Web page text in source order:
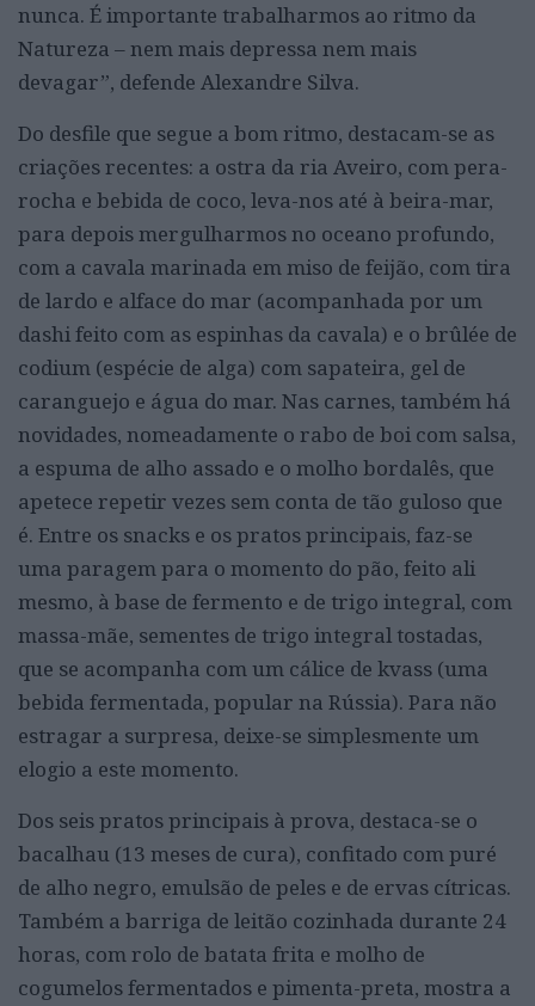
nunca. É importante trabalharmos ao ritmo da
Natureza – nem mais depressa nem mais
devagar”, defende Alexandre Silva.
Do desfile que segue a bom ritmo, destacam-se as
criações recentes: a ostra da ria Aveiro, com pera-
rocha e bebida de coco, leva-nos até à beira-mar,
para depois mergulharmos no oceano profundo,
com a cavala marinada em miso de feijão, com tira
de lardo e alface do mar (acompanhada por um
dashi feito com as espinhas da cavala) e o brûlée de
codium (espécie de alga) com sapateira, gel de
caranguejo e água do mar. Nas carnes, também há
novidades, nomeadamente o rabo de boi com salsa,
a espuma de alho assado e o molho bordalês, que
apetece repetir vezes sem conta de tão guloso que
é. Entre os snacks e os pratos principais, faz-se
uma paragem para o momento do pão, feito ali
mesmo, à base de fermento e de trigo integral, com
massa-mãe, sementes de trigo integral tostadas,
que se acompanha com um cálice de kvass (uma
bebida fermentada, popular na Rússia). Para não
estragar a surpresa, deixe-se simplesmente um
elogio a este momento.
Dos seis pratos principais à prova, destaca-se o
bacalhau (13 meses de cura), confitado com puré
de alho negro, emulsão de peles e de ervas cítricas.
Também a barriga de leitão cozinhada durante 24
horas, com rolo de batata frita e molho de
cogumelos fermentados e pimenta-preta, mostra a